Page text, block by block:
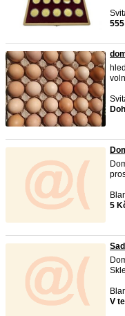
5
V